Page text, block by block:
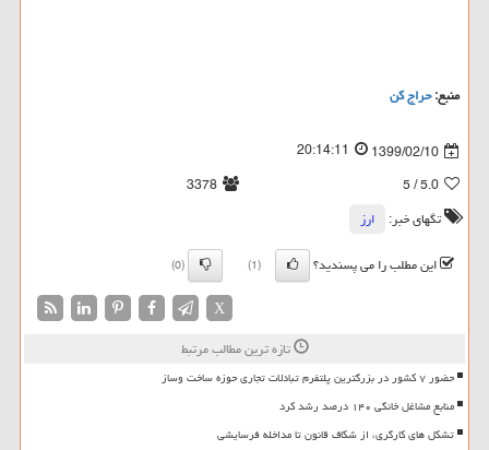
منبع:حراج كن
1399/02/10
20:14:11
5.0
/ 5
3378
تگهای خبر:
ارز
این مطلب را می پسندید؟
(1)
(0)
X
تازه ترین مطالب مرتبط
حضور ۷ کشور در بزرگترین پلتفرم تبادلات تجاری حوزه ساخت وساز
منابع مشاغل خانگی ۱۴۰ درصد رشد کرد
تشکل های کارگری، از شکاف قانون تا مداخله فرسایشی